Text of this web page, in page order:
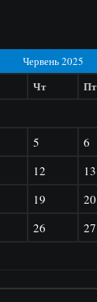
Червень 2025
Чт Пт
5 6
12 13
19 20
26 27